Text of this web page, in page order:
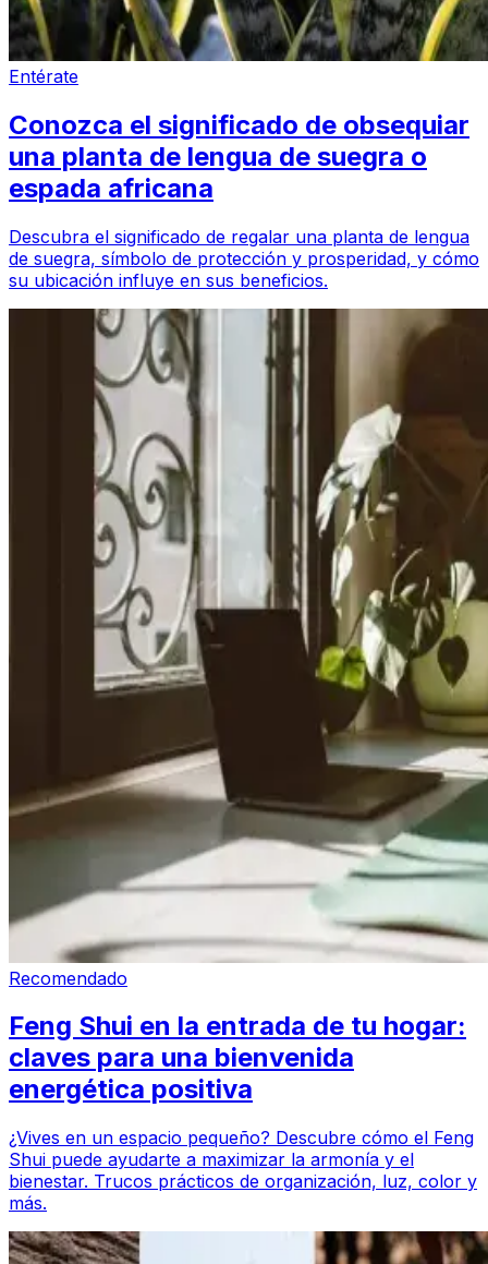
Entérate
Conozca el significado de obsequiar
una planta de lengua de suegra o
espada africana
Descubra el significado de regalar una planta de lengua
de suegra, símbolo de protección y prosperidad, y cómo
su ubicación influye en sus beneficios.
Recomendado
Feng Shui en la entrada de tu hogar:
claves para una bienvenida
energética positiva
¿Vives en un espacio pequeño? Descubre cómo el Feng
Shui puede ayudarte a maximizar la armonía y el
bienestar. Trucos prácticos de organización, luz, color y
más.